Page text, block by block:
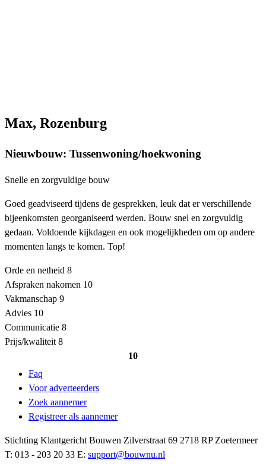
Max, Rozenburg
Nieuwbouw: Tussenwoning/hoekwoning
Snelle en zorgvuldige bouw
Goed geadviseerd tijdens de gesprekken, leuk dat er verschillende
bijeenkomsten georganiseerd werden. Bouw snel en zorgvuldig
gedaan. Voldoende kijkdagen en ook mogelijkheden om op andere
momenten langs te komen. Top!
Orde en netheid 8
Afspraken nakomen 10
Vakmanschap 9
Advies 10
Communicatie 8
Prijs/kwaliteit 8
10
Faq
Voor adverteerders
Zoek aannemer
Registreer als aannemer
Stichting Klantgericht Bouwen Zilverstraat 69 2718 RP Zoetermeer
T: 013 - 203 20 33 E: support@bouwnu.nl